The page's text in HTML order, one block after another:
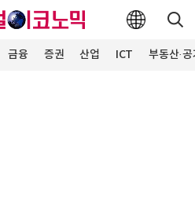
금융 증권 산업 ICT 부동산·